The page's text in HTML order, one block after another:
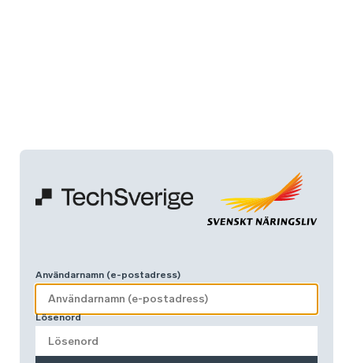
Användarnamn (e-postadress)
Lösenord